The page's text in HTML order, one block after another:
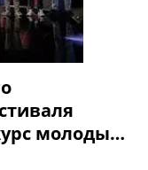
молодых
за пять